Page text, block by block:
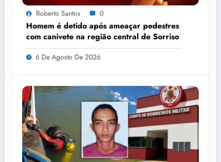
Roberto Santos 0
Homem é detido após ameaçar pedestres
com canivete na região central de Sorriso
6 De Agosto De 2026